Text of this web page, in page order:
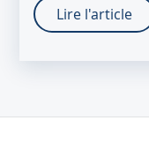
Lire l'article